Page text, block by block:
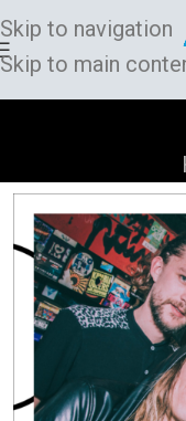
Skip to navigation
Skip to main